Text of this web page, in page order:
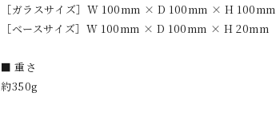
［ガラスサイズ］W 100mm × D 100mm × H 100mm
［ベースサイズ］W 100mm × D 100mm × H 20mm
■ 重さ
約350g